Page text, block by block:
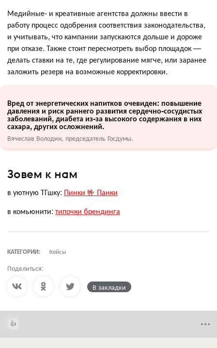
Медийные‑ и креативные агентства должны ввести в
работу процесс одобрения соответствия законодательства,
и учитывать, что кампании запускаются дольше и дороже
при отказе. Также стоит пересмотреть выбор площадок —
делать ставки на те, где регулирование мягче, или заранее
заложить резерв на возможные корректировки.
Вред от энергетических напитков очевиден: повышение
давления и риск раннего развития сердечно-сосудистых
заболеваний, диабета из‑за высокого содержания в них
сахара, других осложнений.
Вячеслав Володин, председатель Госдумы.
Зовем к нам
в уютную ТГшку: Пинки 🤟 Панки
в комьюнити: типочки брендинга
КАТЕГОРИИ: Кейсы
Поделиться:
В закладки